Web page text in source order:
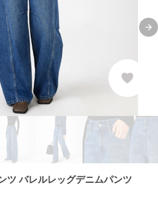
ツ バレルレッグデニムパンツ